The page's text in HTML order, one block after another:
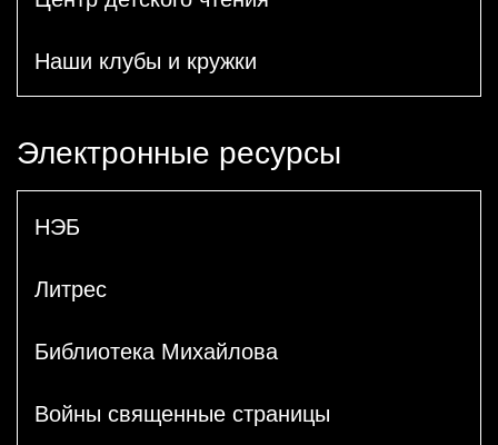
Наши клубы и кружки
Электронные ресурсы
НЭБ
Литрес
Библиотека Михайлова
Войны священные страницы